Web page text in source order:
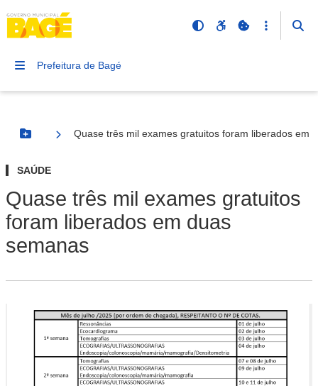
Prefeitura de Bagé
Botão Menu
Quase três mil exames gratuitos foram liberados em
SAÚDE
Quase três mil exames gratuitos
foram liberados em duas
semanas